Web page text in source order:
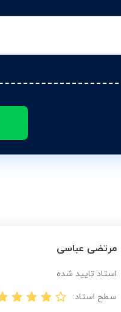
مرتضی عباسی
استاد تایید شده
سطح استاد: